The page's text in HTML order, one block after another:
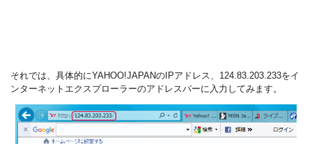
それでは、具体的にYAHOO!JAPANのIPアドレス、124.83.203.233をイ
ンターネットエクスプローラーのアドレスバーに入力してみます。